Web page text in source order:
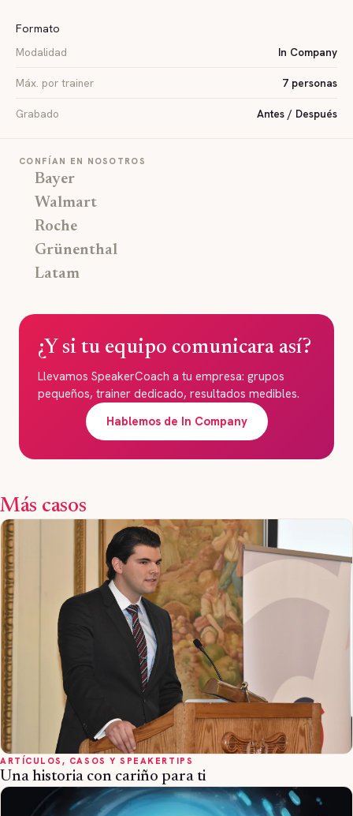
Formato
Modalidad
In Company
Máx. por trainer 7 personas
Grabado Antes / Después
CONFÍAN EN NOSOTROS
Bayer
Walmart
Roche
Grünenthal
Latam
¿Y si tu equipo comunicara así?
Llevamos SpeakerCoach a tu empresa: grupos
pequeños, trainer dedicado, resultados medibles.
Hablemos de In Company
Más casos
ARTÍCULOS, CASOS Y SPEAKERTIPS
Una historia con cariño para ti